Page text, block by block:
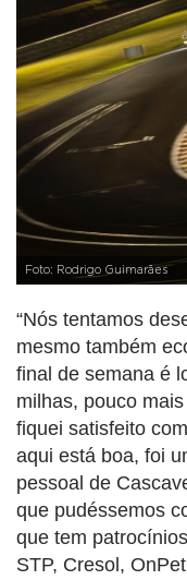
Foto: Rodrigo Guimarães
“Nós tentamos
mesmo também
final de semana é
milhas, pouco
fiquei satisfeito
aqui está boa, foi
pessoal de
que pudéssemos
que tem
STP, Cresol,